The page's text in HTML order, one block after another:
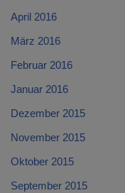
April 2016
März 2016
Februar 2016
Januar 2016
Dezember 2015
November 2015
Oktober 2015
September 2015